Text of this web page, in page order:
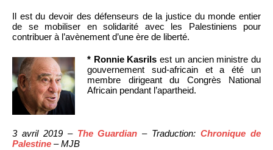
Il est du devoir des défenseurs de la justice du monde entier
de se mobiliser en solidarité avec les Palestiniens pour
contribuer à l’avènement d’une ère de liberté.
* Ronnie Kasrilsest un ancien ministre du
gouvernement sud-africain et a été un
membre dirigeant du Congrès National
Africain pendant l’apartheid.
3 avril 2019 – The Guardian – Traduction:Chronique de
Palestine – MJB